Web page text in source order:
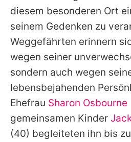
diesem besonderen Ort
seinem Gedenken zu
Weggefährten erinnern
wegen seiner
sondern auch wegen
lebensbejahenden
Ehefrau Sharon Osbourne
gemeinsamen Kinder
(40) begleiteten ihn bis